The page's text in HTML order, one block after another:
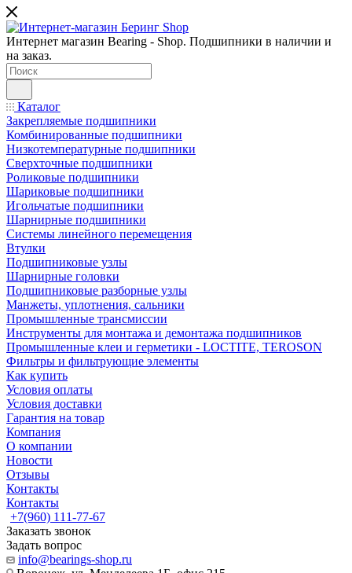
Интернет магазин Bearing - Shop. Подшипники в наличии и
на заказ.
Каталог
Закрепляемые подшипники
Комбинированные подшипники
Низкотемпературные подшипники
Сверхточные подшипники
Роликовые подшипники
Шариковые подшипники
Игольчатые подшипники
Шарнирные подшипники
Системы линейного перемещения
Втулки
Подшипниковые узлы
Шарнирные головки
Подшипниковые разборные узлы
Манжеты, уплотнения, сальники
Промышленные трансмиссии
Инструменты для монтажа и демонтажа подшипников
Промышленные клеи и герметики - LOCTITE, TEROSON
Фильтры и фильтрующие элементы
Как купить
Условия оплаты
Условия доставки
Гарантия на товар
Компания
О компании
Новости
Отзывы
Контакты
Контакты
+7(960) 111-77-67
Заказать звонок
Задать вопрос
info@bearings-shop.ru